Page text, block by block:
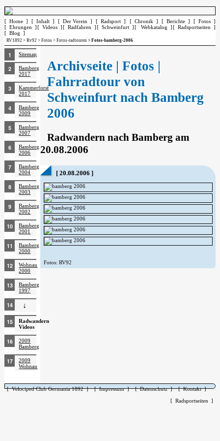
[ Home ] [ Inhalt ] [ Der Verein ] [ Radsport ] [ Chronik ] [ Berichte ]
[ Fotos ]
[ Ehrungen ][ Videos ][ Radfahren ][ Schweinfurt ][ Webkatalog ][ Radsportseiten ]
[ Blog ]
RV1892 >Rv92 >Fotos >Fotos-radtouren > Fotos-bamberg-2006
Sitemap
Bamberg
2017
Kammerforst
2017
Bamberg
2009
Bamberg
2007
Bamberg
2006
Bamberg
2004
Bamberg
2003
Bamberg
2002
Bamberg
2001
Bamberg
2000
Wohnau
2000
Bamberg
1997
↓
Radwandern
Videos
2009
Bamberg
2009
Wohnau
Archivseite | Fotos |
Fahrradtour von
Schweinfurt nach Bamberg
2006
Radwandern nach Bamberg am
20.08.2006
[ 20.08.2006 ]
Fotos: RV92
[ Velociped Club Germania 1892 ] [ Impressum ] [ Datenschutz ]
[ Kontakt ]
[ Radsportseiten ]